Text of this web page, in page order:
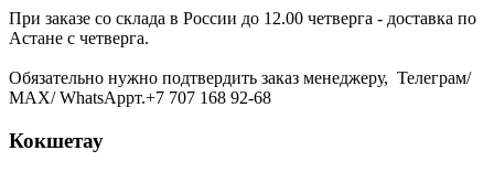
При заказе со склада в России до 12.00 четверга - доставка по
Астане с четверга.
Обязательно нужно подтвердить заказ менеджеру, Телеграм/
МАХ/ WhatsAppт.+7 707 168 92-68
Кокшетау